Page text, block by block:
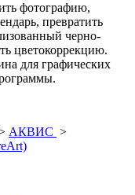
фотографию,
превратить
черно-
цветокоррекцию.
для графических
АКВИС >